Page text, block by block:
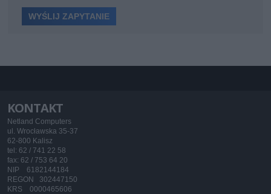
KONTAKT
Netland Computers
ul. Wrocławska 35-37
62-800 Kalisz
tel: 62 / 741 22 58
fax: 62 / 753 64 20
NIP 6182144184
REGON 302447150
KRS 0000465606